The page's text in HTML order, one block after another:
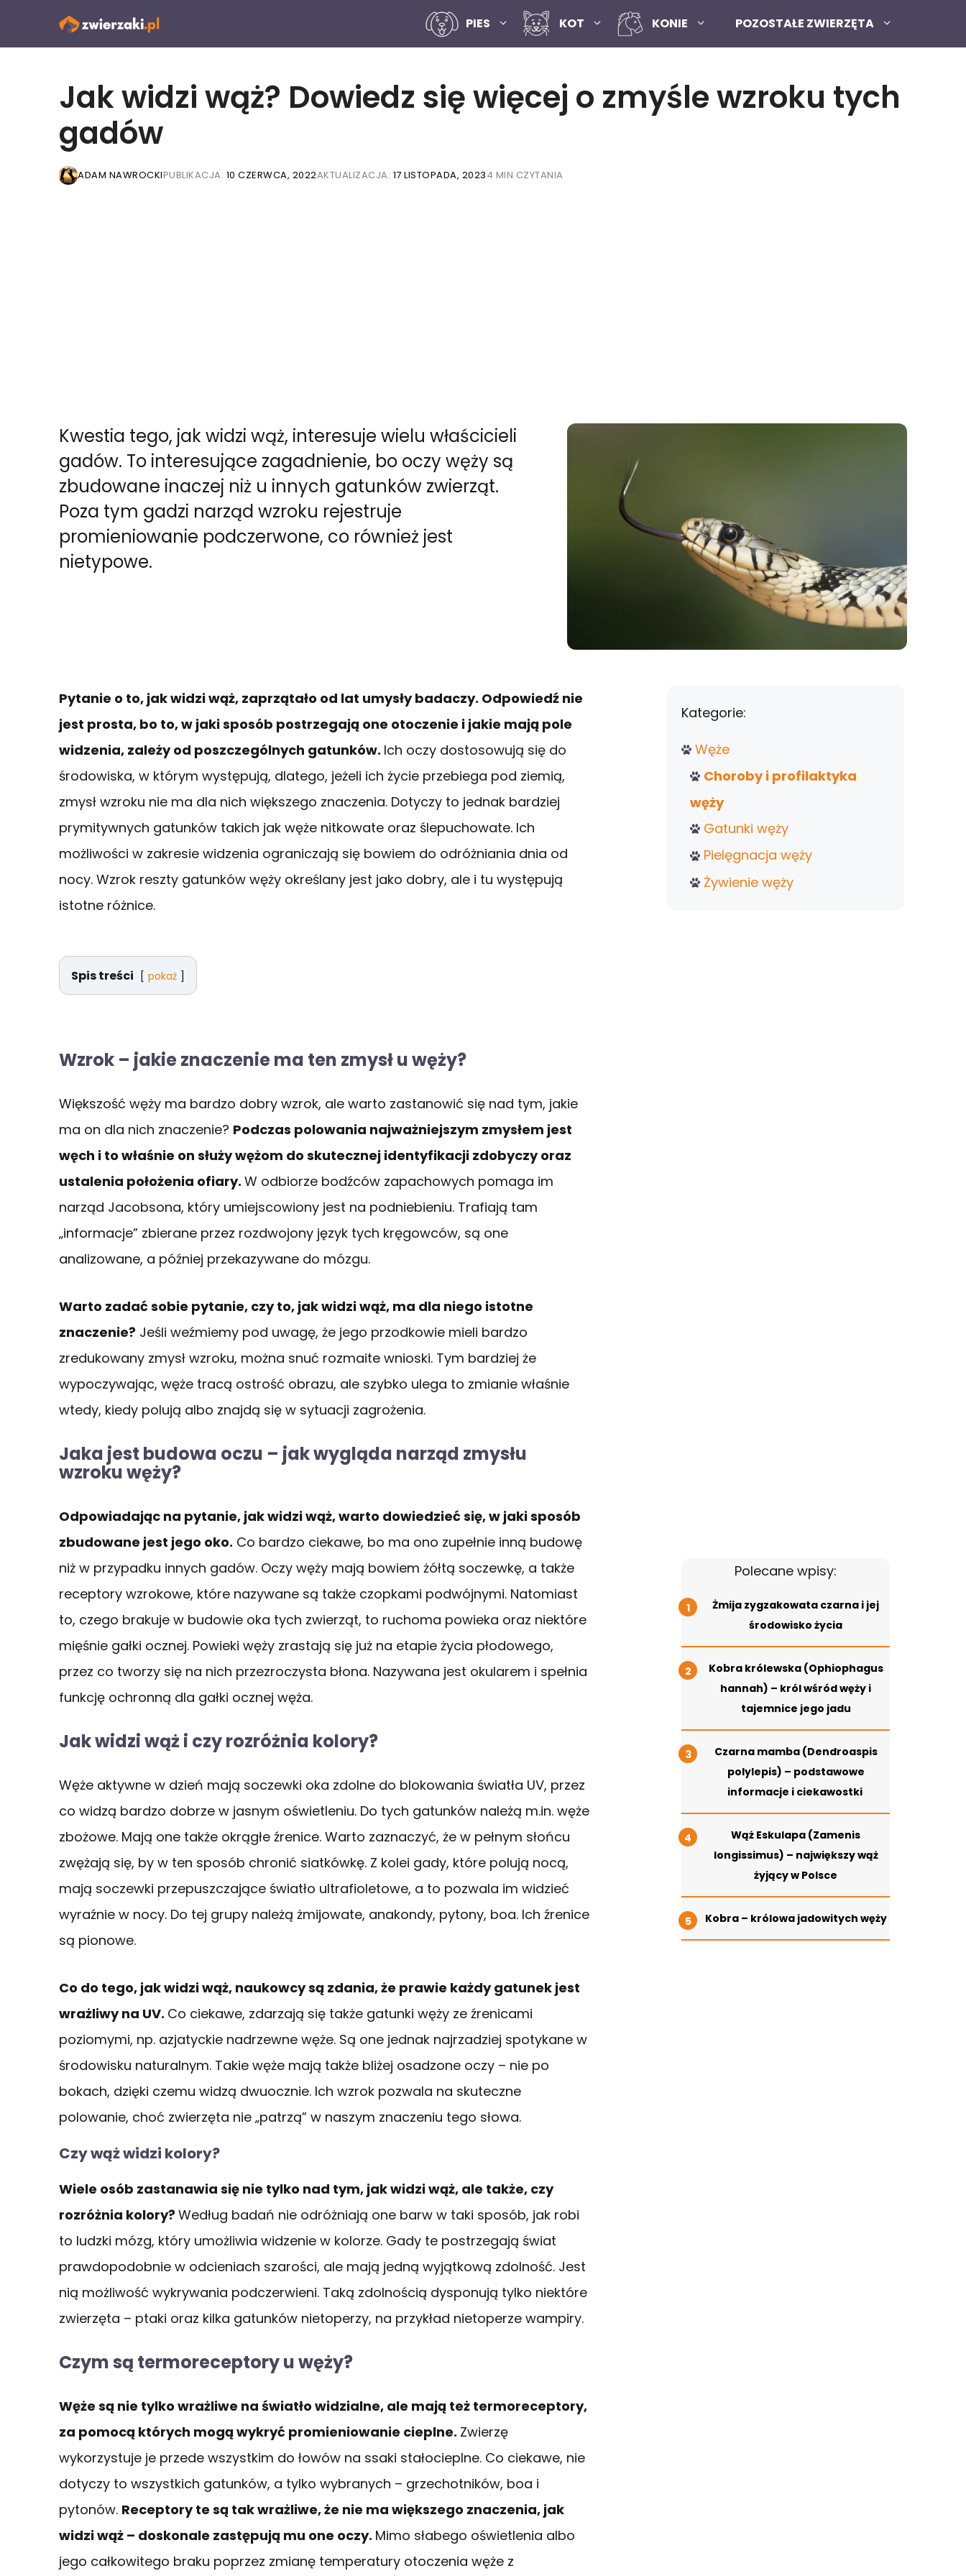
PIES KOT KONIE POZOSTAŁE ZWIERZĘTA
Jak widzi wąż? Dowiedz się więcej o zmyśle wzroku tych
gadów
ADAM NAWROCKIPUBLIKACJA: 10 CZERWCA, 2022AKTUALIZACJA: 17 LISTOPADA, 20234 MIN CZYTANIA
Kwestia tego, jak widzi wąż, interesuje wielu właścicieli
gadów. To interesujące zagadnienie, bo oczy węży są
zbudowane inaczej niż u innych gatunków zwierząt.
Poza tym gadzi narząd wzroku rejestruje
promieniowanie podczerwone, co również jest
nietypowe.
Pytanie o to, jak widzi wąż, zaprzątało od lat umysły badaczy. Odpowiedź nie
jest prosta, bo to, w jaki sposób postrzegają one otoczenie i jakie mają pole
widzenia, zależy od poszczególnych gatunków. Ich oczy dostosowują się do
środowiska, w którym występują, dlatego, jeżeli ich życie przebiega pod ziemią,
zmysł wzroku nie ma dla nich większego znaczenia. Dotyczy to jednak bardziej
prymitywnych gatunków takich jak węże nitkowate oraz ślepuchowate. Ich
możliwości w zakresie widzenia ograniczają się bowiem do odróżniania dnia od
nocy. Wzrok reszty gatunków węży określany jest jako dobry, ale i tu występują
istotne różnice.
Spis treści pokaż
Wzrok – jakie znaczenie ma ten zmysł u węży?
Większość węży ma bardzo dobry wzrok, ale warto zastanowić się nad tym, jakie
ma on dla nich znaczenie? Podczas polowania najważniejszym zmysłem jest
węch i to właśnie on służy wężom do skutecznej identyfikacji zdobyczy oraz
ustalenia położenia ofiary. W odbiorze bodźców zapachowych pomaga im
narząd Jacobsona, który umiejscowiony jest na podniebieniu. Trafiają tam
„informacje” zbierane przez rozdwojony język tych kręgowców, są one
analizowane, a później przekazywane do mózgu.
Warto zadać sobie pytanie, czy to, jak widzi wąż, ma dla niego istotne
znaczenie? Jeśli weźmiemy pod uwagę, że jego przodkowie mieli bardzo
zredukowany zmysł wzroku, można snuć rozmaite wnioski. Tym bardziej że
wypoczywając, węże tracą ostrość obrazu, ale szybko ulega to zmianie właśnie
wtedy, kiedy polują albo znajdą się w sytuacji zagrożenia.
Jaka jest budowa oczu – jak wygląda narząd zmysłu
wzroku węży?
Odpowiadając na pytanie, jak widzi wąż, warto dowiedzieć się, w jaki sposób
zbudowane jest jego oko. Co bardzo ciekawe, bo ma ono zupełnie inną budowę
niż w przypadku innych gadów. Oczy węży mają bowiem żółtą soczewkę, a także
receptory wzrokowe, które nazywane są także czopkami podwójnymi. Natomiast
to, czego brakuje w budowie oka tych zwierząt, to ruchoma powieka oraz niektóre
mięśnie gałki ocznej. Powieki węży zrastają się już na etapie życia płodowego,
przez co tworzy się na nich przezroczysta błona. Nazywana jest okularem i spełnia
funkcję ochronną dla gałki ocznej węża.
Jak widzi wąż i czy rozróżnia kolory?
Węże aktywne w dzień mają soczewki oka zdolne do blokowania światła UV, przez
co widzą bardzo dobrze w jasnym oświetleniu. Do tych gatunków należą m.in. węże
zbożowe. Mają one także okrągłe źrenice. Warto zaznaczyć, że w pełnym słońcu
zwężają się, by w ten sposób chronić siatkówkę. Z kolei gady, które polują nocą,
mają soczewki przepuszczające światło ultrafioletowe, a to pozwala im widzieć
wyraźnie w nocy. Do tej grupy należą żmijowate, anakondy, pytony, boa. Ich źrenice
są pionowe.
Co do tego, jak widzi wąż, naukowcy są zdania, że prawie każdy gatunek jest
wrażliwy na UV. Co ciekawe, zdarzają się także gatunki węży ze źrenicami
poziomymi, np. azjatyckie nadrzewne węże. Są one jednak najrzadziej spotykane w
środowisku naturalnym. Takie węże mają także bliżej osadzone oczy – nie po
bokach, dzięki czemu widzą dwuocznie. Ich wzrok pozwala na skuteczne
polowanie, choć zwierzęta nie „patrzą” w naszym znaczeniu tego słowa.
Czy wąż widzi kolory?
Wiele osób zastanawia się nie tylko nad tym, jak widzi wąż, ale także, czy
rozróżnia kolory? Według badań nie odróżniają one barw w taki sposób, jak robi
to ludzki mózg, który umożliwia widzenie w kolorze. Gady te postrzegają świat
prawdopodobnie w odcieniach szarości, ale mają jedną wyjątkową zdolność. Jest
nią możliwość wykrywania podczerwieni. Taką zdolnością dysponują tylko niektóre
zwierzęta – ptaki oraz kilka gatunków nietoperzy, na przykład nietoperze wampiry.
Czym są termoreceptory u węży?
Węże są nie tylko wrażliwe na światło widzialne, ale mają też termoreceptory,
za pomocą których mogą wykryć promieniowanie cieplne. Zwierzę
wykorzystuje je przede wszystkim do łowów na ssaki stałocieplne. Co ciekawe, nie
dotyczy to wszystkich gatunków, a tylko wybranych – grzechotników, boa i
pytonów. Receptory te są tak wrażliwe, że nie ma większego znaczenia, jak
widzi wąż – doskonale zastępują mu one oczy. Mimo słabego oświetlenia albo
jego całkowitego braku poprzez zmianę temperatury otoczenia węże z
Kategorie:
Węże
Choroby i profilaktyka
węży
Gatunki węży
Pielęgnacja węży
Żywienie węży
Polecane wpisy:
Żmija zygzakowata czarna i jej
środowisko życia
Kobra królewska (Ophiophagus
hannah) – król wśród węży i
tajemnice jego jadu
Czarna mamba (Dendroaspis
polylepis) – podstawowe
informacje i ciekawostki
Wąż Eskulapa (Zamenis
longissimus) – największy wąż
żyjący w Polsce
Kobra – królowa jadowitych węży